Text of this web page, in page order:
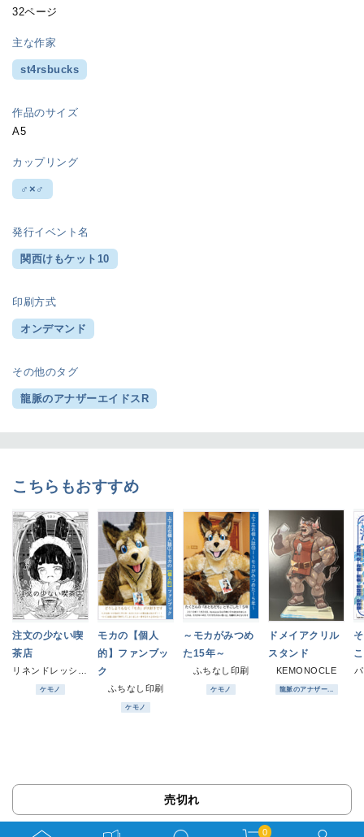
32ページ
主な作家
st4rsbucks
作品のサイズ
A5
カップリング
♂×♂
発行イベント名
関西けもケット10
印刷方式
オンデマンド
その他のタグ
龍脈のアナザーエイドスR
こちらもおすすめ
注文の少ない喫
茶店
ケモノ
モカの【個人
的】ファンブッ
ク
ふちなし印刷
ケモノ
～モカがみつめ
た15年～
ふちなし印刷
ケモノ
ドメイアクリル
スタンド
KEMONOCLE
龍脈のアナザー...
売切れ
0